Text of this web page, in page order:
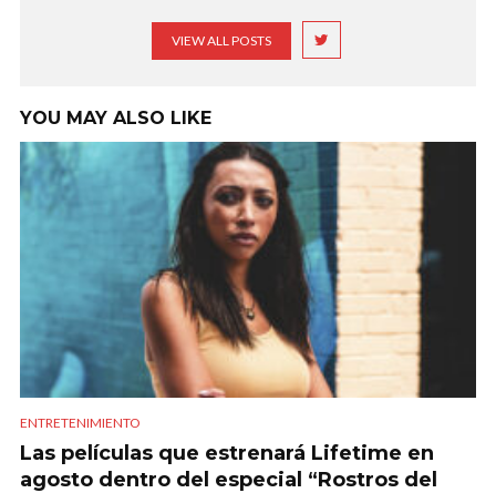
VIEW ALL POSTS
YOU MAY ALSO LIKE
ENTRETENIMIENTO
Las películas que estrenará Lifetime en
agosto dentro del especial “Rostros del